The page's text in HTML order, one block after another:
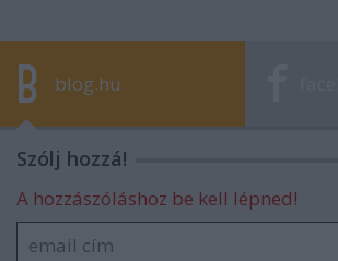
blog.hu
Szólj hozzá!
A hozzászóláshoz be kell lépned!